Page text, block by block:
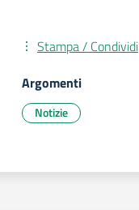
Stampa / Condividi
Argomenti
Notizie